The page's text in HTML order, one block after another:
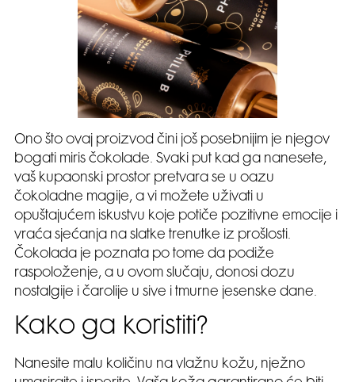
Ono što ovaj proizvod čini još posebnijim je njegov
bogati miris čokolade. Svaki put kad ga nanesete,
vaš kupaonski prostor pretvara se u oazu
čokoladne magije, a vi možete uživati u
opuštajućem iskustvu koje potiče pozitivne emocije i
vraća sjećanja na slatke trenutke iz prošlosti.
Čokolada je poznata po tome da podiže
raspoloženje, a u ovom slučaju, donosi dozu
nostalgije i čarolije u sive i tmurne jesenske dane.
Kako ga koristiti?
Nanesite malu količinu na vlažnu kožu, nježno